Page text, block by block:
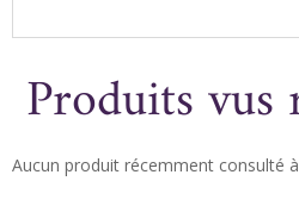
Produits vus
Aucun produit récemment consulté